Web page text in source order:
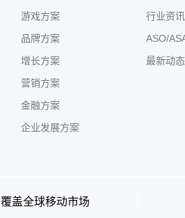
游戏方案
品牌方案
增长方案
营销方案
金融方案
企业发展方案
行业资讯
ASO/
最新动态
覆盖全球移动市场